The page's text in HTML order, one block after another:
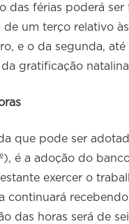
das férias poderá
de um terço relativo
e o da segunda,
gratificação
que pode ser
é a adoção do
exercer o
continuará
das horas será de